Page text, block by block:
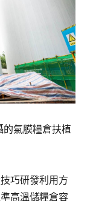
氣膜糧倉扶植
巧研發利用方
高溫儲糧倉容